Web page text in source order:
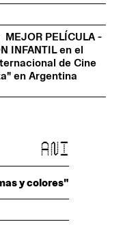
MEJOR PELÍCULA -
INFANTIL en el
de Cine
en Argentina
ani
y colores"